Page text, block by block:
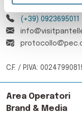
(+39) 0923695011
C.F. / P.IVA:
Area Operatori
Brand & Media